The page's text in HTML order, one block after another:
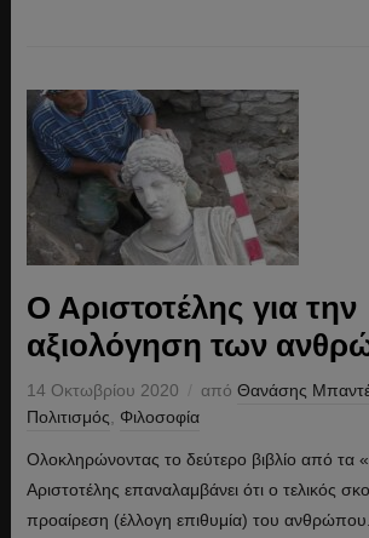
Ο Αριστοτέλης για την
αξιολόγηση των
14 Οκτωβρίου 2020 από Θανάσης
Πολιτισμός
Φιλοσοφία
Ολοκληρώνοντας το δεύτερο βιβλίο από τα
Αριστοτέλης επαναλαμβάνει ότι ο τελικός
προαίρεση (έλλογη επιθυμία) του